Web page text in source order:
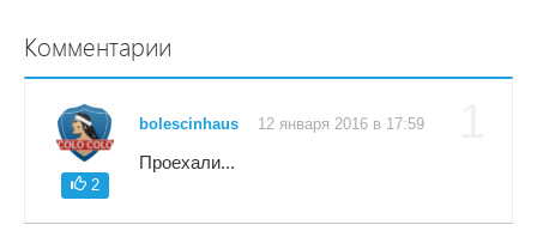
Комментарии
2
bolescinhaus 12 января 2016 в 17:59
Проехали...